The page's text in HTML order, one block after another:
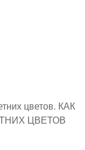
цветов. КАК
ЦВЕТОВ